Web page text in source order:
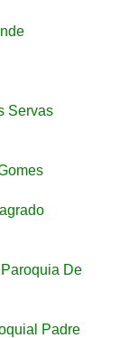
Servas
De
Padre